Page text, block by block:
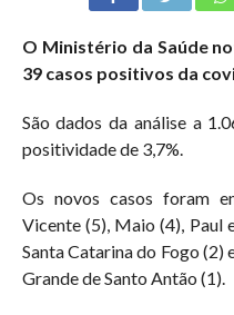
O Ministério da Saúde
39 casos positivos da
São dados da análise a
positividade de 3,7%.
Os novos casos foram
Vicente (5), Maio (4), Paul
Santa Catarina do Fogo (2)
Grande de Santo Antão (1).